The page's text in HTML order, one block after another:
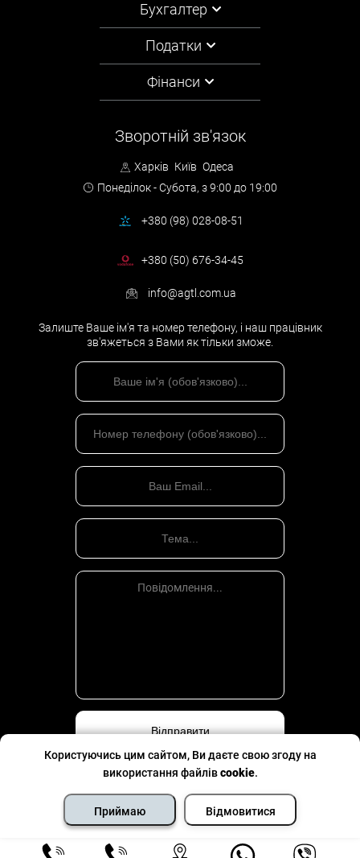
Бухгалтер
Податки
Фінанси
Зворотній зв'язок
Харків Київ Одеса
Понеділок - Субота, з 9:00 до 19:00
+380 (98) 028-08-51
+380 (50) 676-34-45
info@agtl.com.ua
Залиште Ваше ім'я та номер телефону, і наш працівник
зв'яжеться з Вами як тільки зможе.
Політика конфіденційності
©Всі права захищено- 2026
Користуючись цим сайтом, Ви даєте свою згоду на
використання файлівcookie.
Приймаю Відмовитися